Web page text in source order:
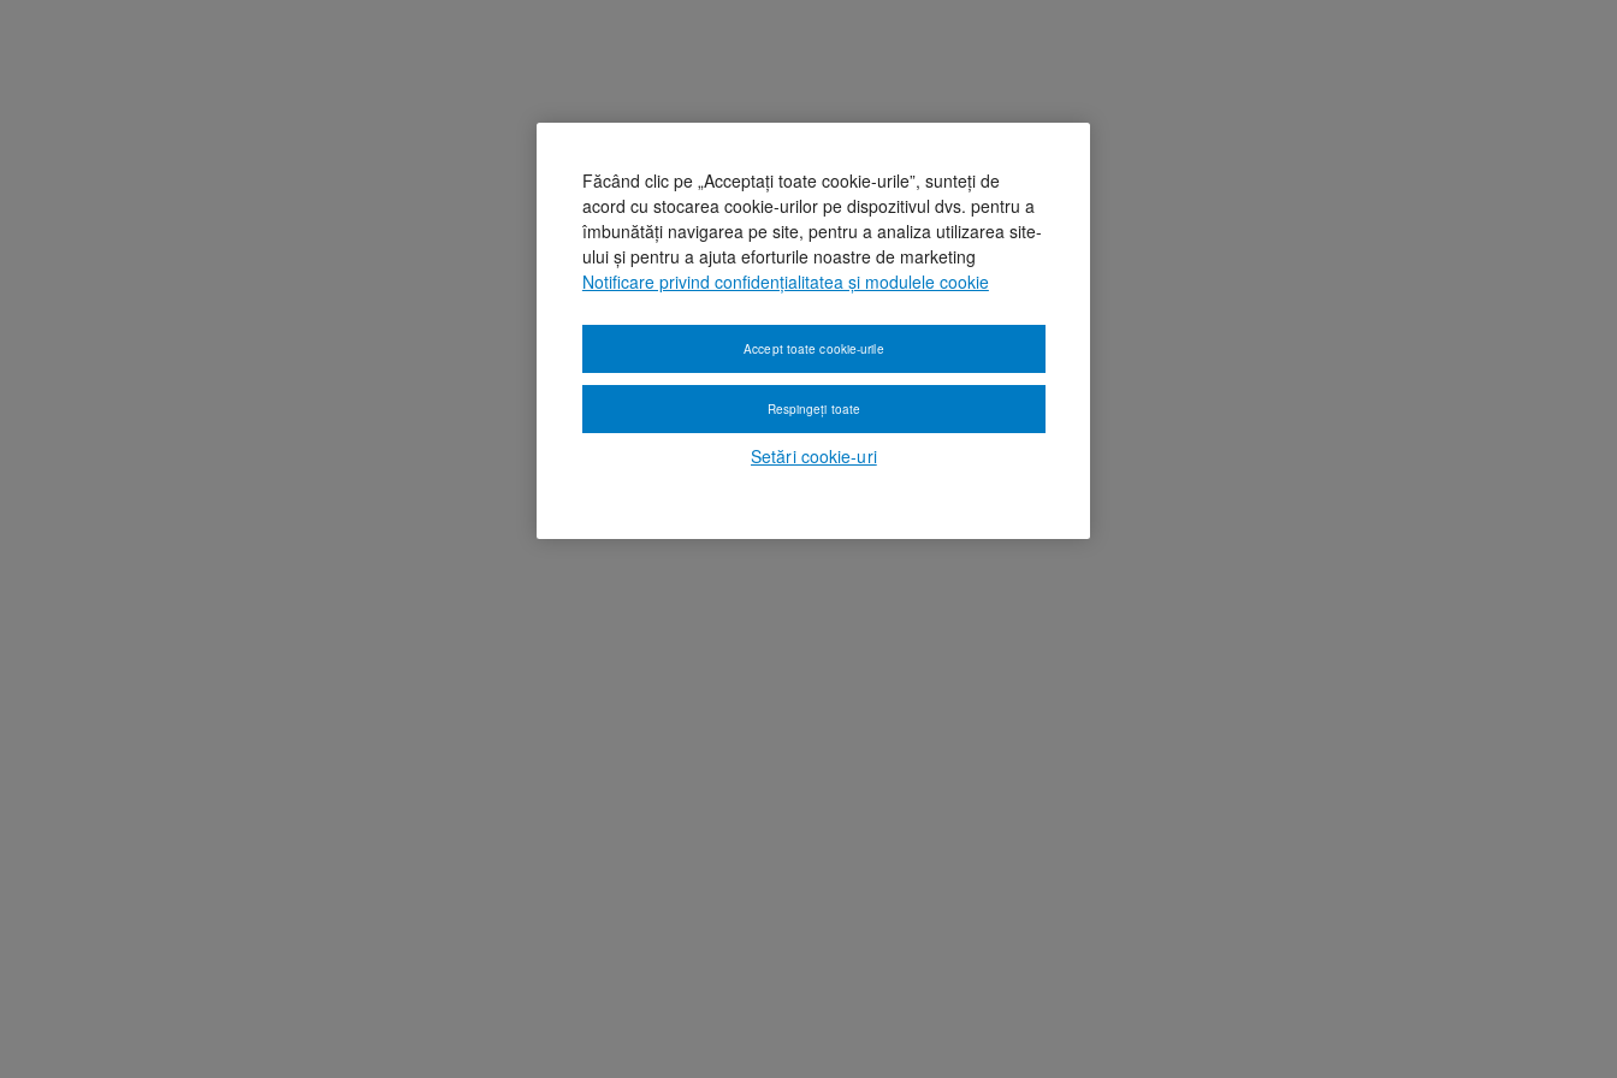
Făcând clic pe „Acceptați toate cookie-urile”, sunteți de
acord cu stocarea cookie-urilor pe dispozitivul dvs. pentru a
îmbunătăți navigarea pe site, pentru a analiza utilizarea site-
ului și pentru a ajuta eforturile noastre de marketing
Notificare privind confidențialitatea și modulele cookie
Setări cookie-uri
Respingeți toate
Accept toate cookie-urile